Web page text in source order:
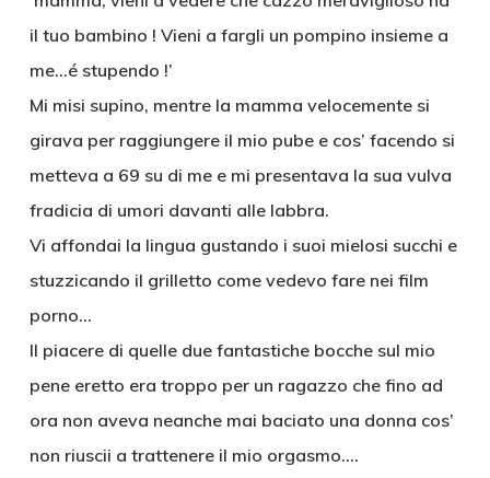
il tuo bambino ! Vieni a fargli un pompino insieme a
me…é stupendo !’
Mi misi supino, mentre la mamma velocemente si
girava per raggiungere il mio pube e cos’ facendo si
metteva a 69 su di me e mi presentava la sua vulva
fradicia di umori davanti alle labbra.
Vi affondai la lingua gustando i suoi mielosi succhi e
stuzzicando il grilletto come vedevo fare nei film
porno…
Il piacere di quelle due fantastiche bocche sul mio
pene eretto era troppo per un ragazzo che fino ad
ora non aveva neanche mai baciato una donna cos’
non riuscii a trattenere il mio orgasmo….